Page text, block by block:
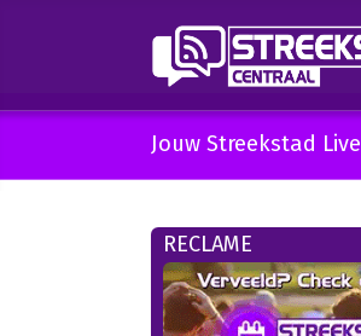
Jouw Streekstad Live
RECLAME